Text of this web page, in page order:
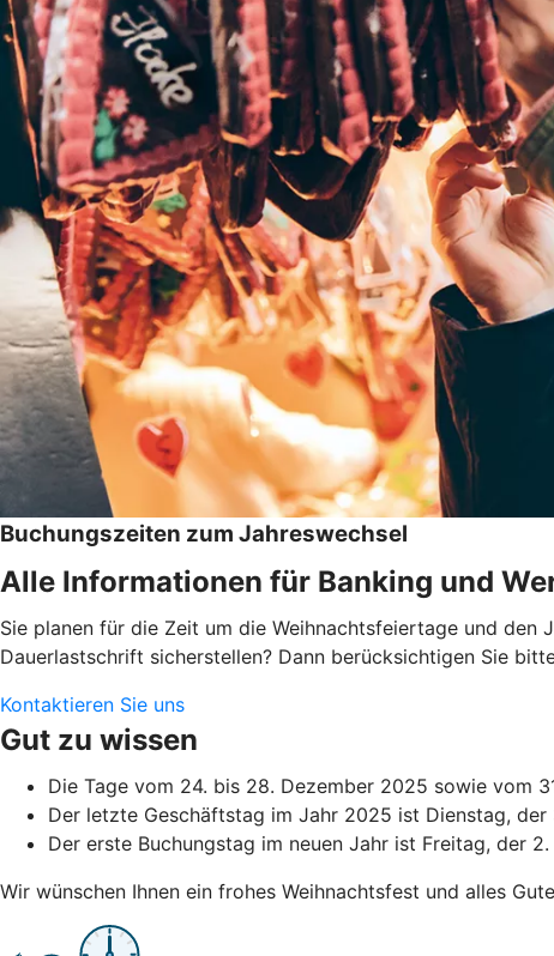
Buchungszeiten zum Jahreswechsel
Alle Informationen für Banking und
Sie planen für die Zeit um die Weihnachtsfeiertage und den
Dauerlastschrift sicherstellen? Dann berücksichtigen Sie
Kontaktieren Sie uns
Gut zu wissen
Die Tage vom 24. bis 28. Dezember 2025 sowie vom
Der letzte Geschäftstag im Jahr 2025 ist Dienstag,
Der erste Buchungstag im neuen Jahr ist Freitag, der
Wir wünschen Ihnen ein frohes Weihnachtsfest und alles